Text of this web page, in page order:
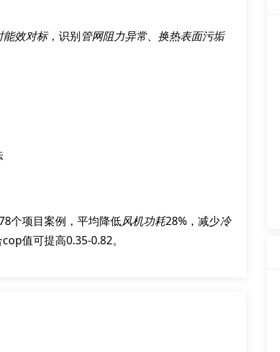
能效对标，识别管网阻力异常、 换热表面污垢
个项目案例，平均降低风机功耗28%，减少冷
值可提高0.35-0.82。